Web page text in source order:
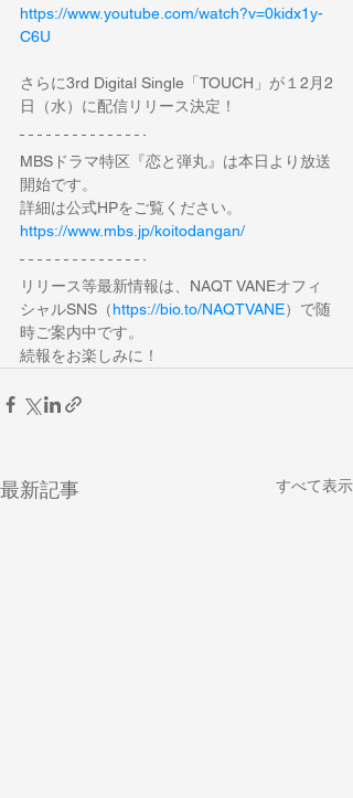
https://www.youtube.com/watch?v=0kidx1y-
C6U
さらに3rd Digital Single「TOUCH」が１2月2
日（水）に配信リリース決定！
MBSドラマ特区『恋と弾丸』は本日より放送
開始です。
詳細は公式HPをご覧ください。
https://www.mbs.jp/koitodangan/
リリース等最新情報は、NAQT VANEオフィ
シャルSNS（https://bio.to/NAQTVANE）で随
時ご案内中です。
続報をお楽しみに！
最新記事 すべて表示